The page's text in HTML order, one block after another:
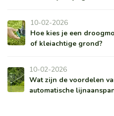
10-02-2026
Hoe kies je een
of kleiachtige grond?
10-02-2026
Wat zijn de voordelen
automatische